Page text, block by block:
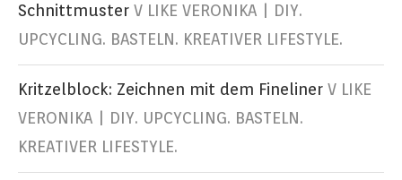
Schnittmuster V LIKE VERONIKA | DIY.
UPCYCLING. BASTELN. KREATIVER LIFESTYLE.
Kritzelblock: Zeichnen mit dem Fineliner V LIKE
VERONIKA | DIY. UPCYCLING. BASTELN.
KREATIVER LIFESTYLE.